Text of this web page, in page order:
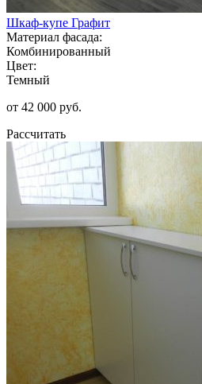
Шкаф-купе Графит
Материал фасада:
Комбинированный
Цвет:
Темный
от 42 000 руб.
Рассчитать